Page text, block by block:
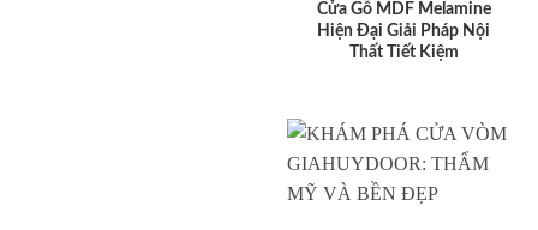
Cửa Gỗ MDF Melamine
Hiện Đại Giải Pháp Nội
Thất Tiết Kiệm